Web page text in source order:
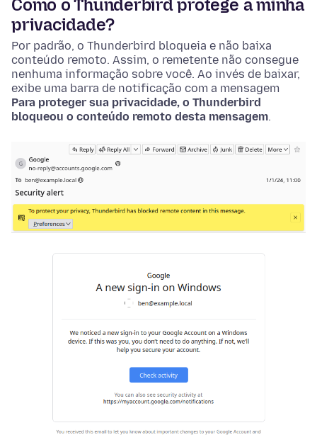
Como o Thunderbird protege a minha
privacidade?
Por padrão, o Thunderbird bloqueia e não baixa
conteúdo remoto. Assim, o remetente não consegue
nenhuma informação sobre você. Ao invés de baixar,
exibe uma barra de notificação com a mensagem
Para proteger sua privacidade, o Thunderbird
bloqueou o conteúdo remoto desta mensagem.